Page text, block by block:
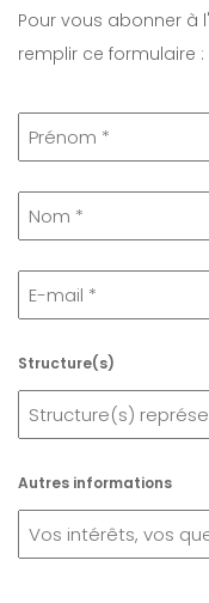
Pour vous abonner à
remplir ce formulaire :
Structure(s)
Autres informations